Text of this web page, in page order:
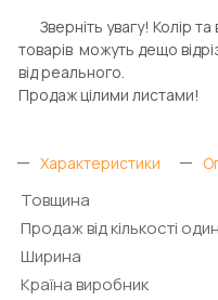
Зверніть увагу! Колір та
товарів можуть дещо
від реального.
Продаж цілими листами!
Характеристики
Товщина
Продаж від кількості
Ширина
Країна виробник